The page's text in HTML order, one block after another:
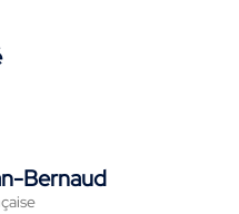
Bernaud